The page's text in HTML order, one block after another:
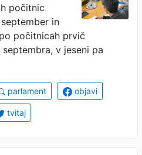
počitnic
in
počitnicah prvič
v jeseni pa
parlament objavi
tvitaj